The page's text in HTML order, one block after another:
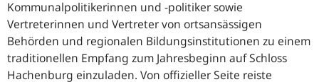
Kommunalpolitikerinnen und -politiker sowie
Vertreterinnen und Vertreter von ortsansässigen
Behörden und regionalen Bildungsinstitutionen zu einem
traditionellen Empfang zum Jahresbeginn auf Schloss
Hachenburg einzuladen. Von offizieller Seite reiste